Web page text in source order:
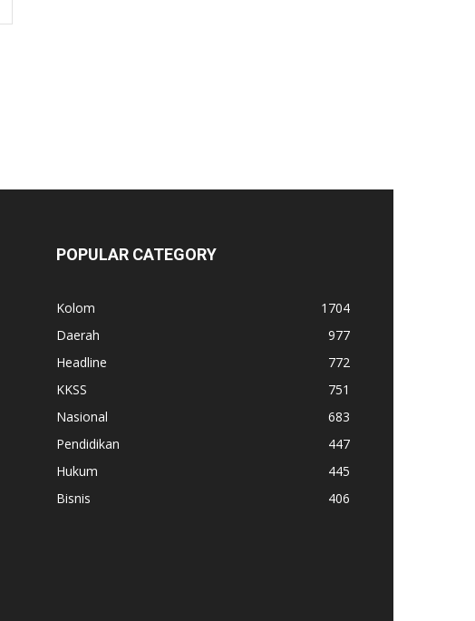
POPULAR CATEGORY
Kolom
1704
Daerah
977
Headline
772
KKSS
751
Nasional
683
Pendidikan
447
Hukum
445
Bisnis
406